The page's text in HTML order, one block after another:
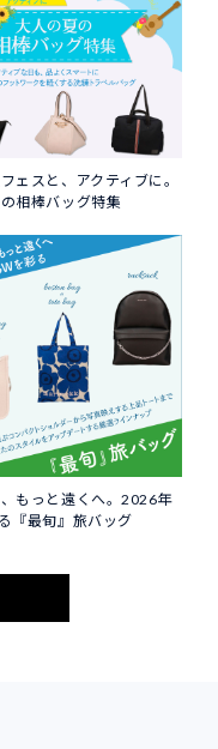
ェスと、アクティブに。
相棒バッグ特集
もっと遠くへ。2026年
『最旬』旅バッグ